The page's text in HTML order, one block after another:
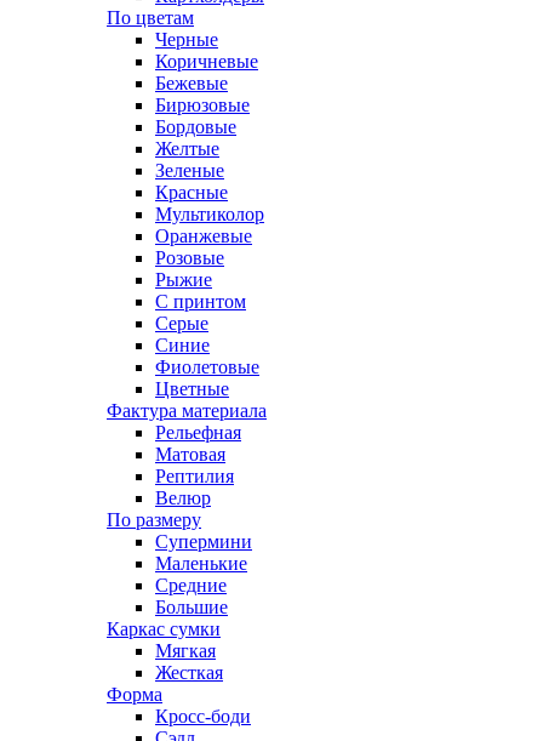
По цветам
Черные
Коричневые
Бежевые
Бирюзовые
Бордовые
Желтые
Зеленые
Красные
Мультиколор
Оранжевые
Розовые
Рыжие
С принтом
Серые
Синие
Фиолетовые
Цветные
Фактура материала
Рельефная
Матовая
Рептилия
Велюр
По размеру
Супермини
Маленькие
Средние
Большие
Каркас сумки
Мягкая
Жесткая
Форма
Кросс-боди